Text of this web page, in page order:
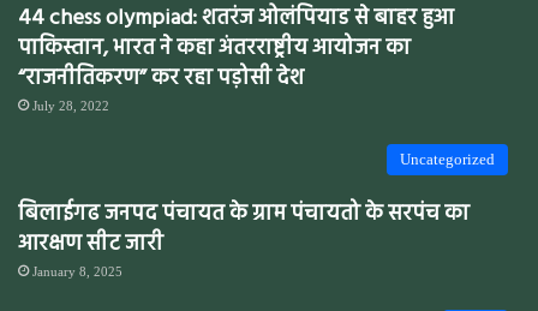
44 chess olympiad: शतरंज ओलंपियाड से बाहर हुआ
पाकिस्तान, भारत ने कहा अंतरराष्ट्रीय आयोजन का
“राजनीतिकरण” कर रहा पड़ोसी देश
July 28, 2022
Uncategorized
बिलाईगढ जनपद पंचायत के ग्राम पंचायतो के सरपंच का
आरक्षण सीट जारी
January 8, 2025